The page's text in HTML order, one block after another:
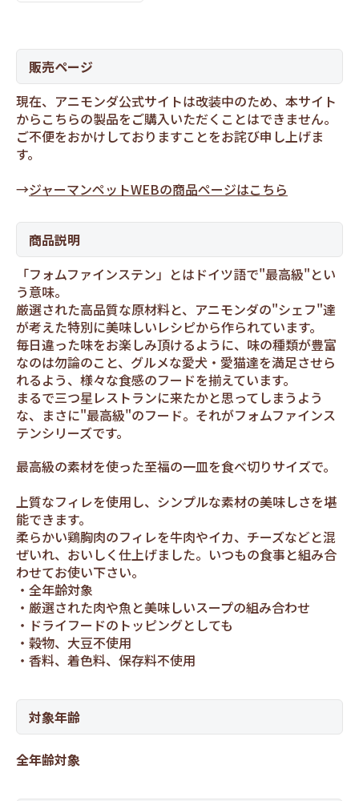
販売ページ
現在、アニモンダ公式サイトは改装中のため、本サイト
からこちらの製品をご購入いただくことはできません。
ご不便をおかけしておりますことをお詫び申し上げま
す。
→ジャーマンペットWEBの商品ページはこちら
商品説明
「フォムファインステン」とはドイツ語で"最高級"とい
う意味。
厳選された高品質な原材料と、アニモンダの"シェフ"達
が考えた特別に美味しいレシピから作られています。
毎日違った味をお楽しみ頂けるように、味の種類が豊富
なのは勿論のこと、グルメな愛犬・愛猫達を満足させら
れるよう、様々な食感のフードを揃えています。
まるで三つ星レストランに来たかと思ってしまうよう
な、まさに"最高級"のフード。それがフォムファインス
テンシリーズです。
最高級の素材を使った至福の一皿を食べ切りサイズで。
上質なフィレを使用し、シンプルな素材の美味しさを堪
能できます。
柔らかい鶏胸肉のフィレを牛肉やイカ、チーズなどと混
ぜいれ、おいしく仕上げました。いつもの食事と組み合
わせてお使い下さい。
全年齢対象
厳選された肉や魚と美味しいスープの組み合わせ
ドライフードのトッピングとしても
穀物、大豆不使用
香料、着色料、保存料不使用
対象年齢
全年齢対象